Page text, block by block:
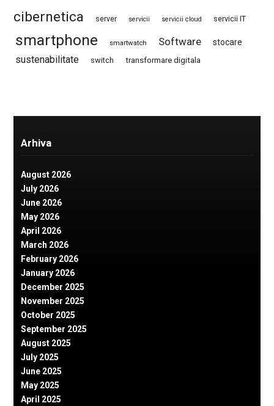
cibernetica
server servicii servicii cloud servicii IT
smartphone smartwatch Software stocare
sustenabilitate switch transformare digitala
Arhiva
August 2026
July 2026
June 2026
May 2026
April 2026
March 2026
February 2026
January 2026
December 2025
November 2025
October 2025
September 2025
August 2025
July 2025
June 2025
May 2025
April 2025